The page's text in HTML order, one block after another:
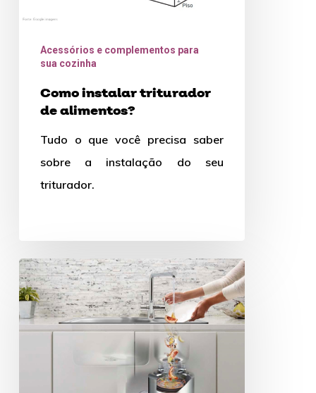
Acessórios e complementos para
sua cozinha
Como instalar triturador
de alimentos?
Tudo o que você precisa saber
sobre a instalação do seu
triturador.
Qual
o
melhor
triturador